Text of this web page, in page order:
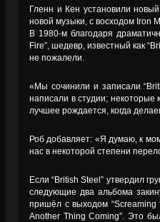
Гленн и Кен установили
новой музыки, с восходом Iron
В 1980-м благодаря
Fire”, шедевр, известный как
не пожалели.
«Мы сочинили и записали
написали в студии; некоторые
лучшее рождается, когда
Роб добавляет: «Я думаю, к
нас в некоторой степени
Если “British Steel” утвердил
следующие два альбома
пришёл с выходом “Screaming
Another Thing Coming”. Это